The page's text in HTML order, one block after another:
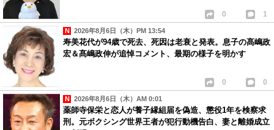
0 1
2026年8月6日（木）PM 13:54
寿美花代が94歳で死去、死因は老衰と発表。息子の髙嶋政
宏＆髙嶋政伸が追悼コメント、最期の様子を明かす
0 0
2026年8月6日（木）AM 0:01
薬師寺保栄と恋人が養子縁組届を偽造、懲役1年を検察求
刑。元ボクシング世界王者が犯行動機告白、妻と離婚成立